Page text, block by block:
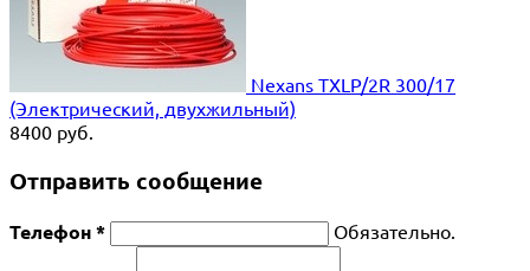
Nexans TXLP/2R 300/17
(Электрический, двухжильный)
8400 руб.
Отправить сообщение
Телефон * Обязательно.